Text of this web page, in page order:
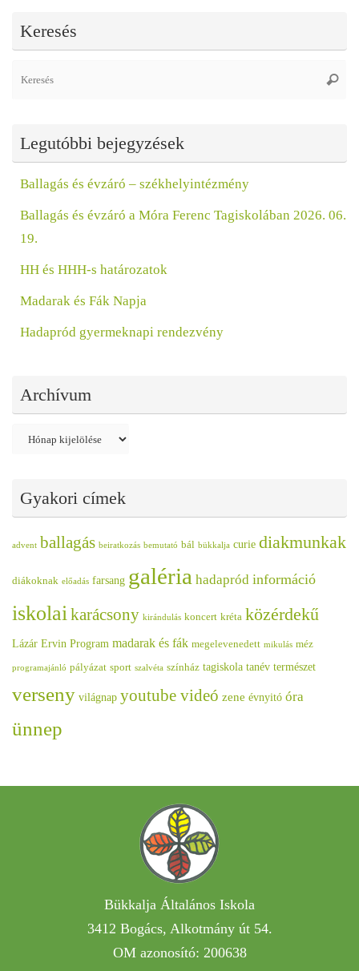
Keresés
Legutóbbi bejegyzések
Ballagás és évzáró – székhelyintézmény
Ballagás és évzáró a Móra Ferenc Tagiskolában 2026. 06.
19.
HH és HHH-s határozatok
Madarak és Fák Napja
Hadapród gyermeknapi rendezvény
Archívum
Archívum
Gyakori címek
advent ballagás beiratkozás bemutató bál bükkalja curie diakmunkak
diákoknak előadás farsang galéria hadapród információ
iskolai karácsony kirándulás koncert kréta közérdekű
Lázár Ervin Program madarak és fák megelevenedett mikulás méz
programajánló pályázat sport szalvéta színház tagiskola tanév természet
verseny világnap youtube videó zene évnyitó óra
ünnep
Bükkalja Általános Iskola
3412 Bogács, Alkotmány út 54.
OM azonosító: 200638